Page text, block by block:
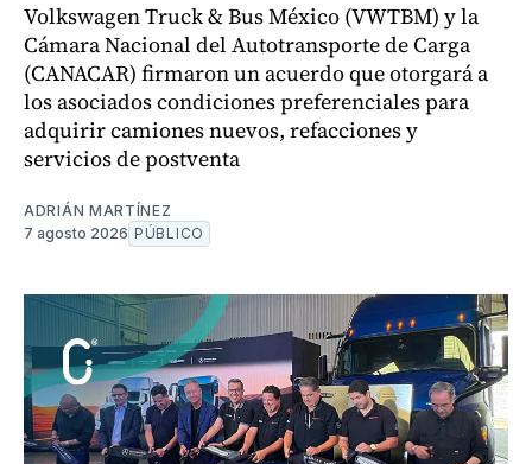
Volkswagen Truck & Bus México (VWTBM) y la
Cámara Nacional del Autotransporte de Carga
(CANACAR) firmaron un acuerdo que otorgará a
los asociados condiciones preferenciales para
adquirir camiones nuevos, refacciones y
servicios de postventa
ADRIÁN MARTÍNEZ
7 agosto 2026 PÚBLICO